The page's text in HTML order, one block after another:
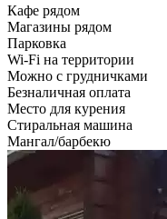
Кафе рядом
Магазины рядом
Парковка
Wi-Fi на территории
Можно с грудничками
Безналичная оплата
Место для курения
Стиральная машина
Мангал/барбекю